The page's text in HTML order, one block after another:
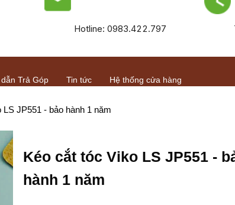
Hotline: 0983.422.797
Trả Góp Tin tức Hệ thống cửa hàng
LS JP551 - bảo hành 1 năm
Kéo cắt tóc Viko LS JP551 -
hành 1 năm